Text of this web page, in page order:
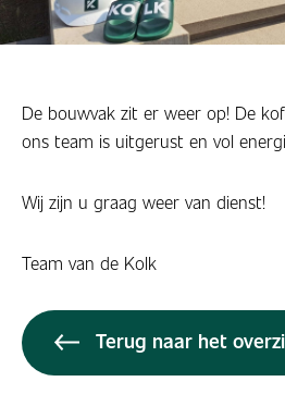
De bouwvak zit er weer op! De
ons team is uitgerust en vol
Wij zijn u graag weer van dienst!
Team van de Kolk
Terug naar het